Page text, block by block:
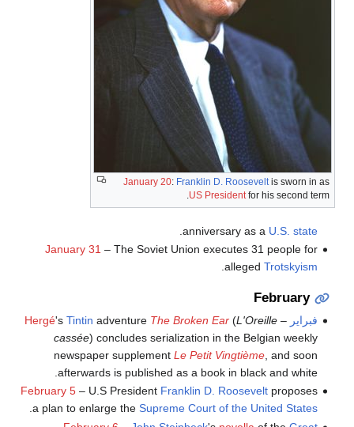
January 20: Franklin D. Roosevelt is sworn in as
US President for his second term.
anniversary as a U.S. state
January 31 – The Soviet Union executes 31 people for
alleged Trotskyism
.
February
فبراير –
Hergé's Tintin adventure The Broken Ear(L'Oreille
cassée) concludes serialization in the Belgian weekly
newspaper supplement Le Petit Vingtième, and soon
afterwards is published as a book in black and white.
February 5– U.S President Franklin D. Rooseveltproposes
a plan to enlarge the Supreme Court of the United States